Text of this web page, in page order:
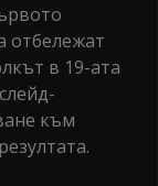
отбележат
в 19-ата
към